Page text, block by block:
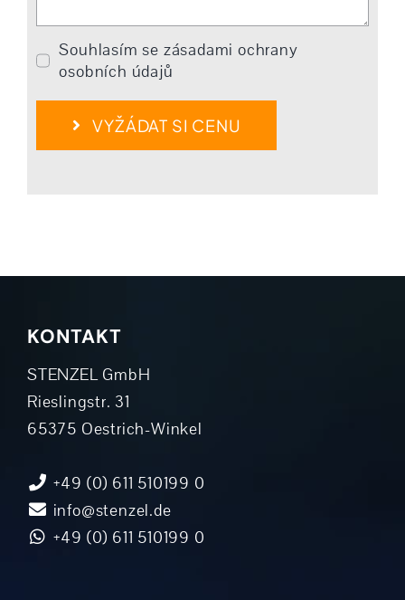
Souhlasím se zásadami ochrany
osobních údajů
VYŽÁDAT SI CENU
KONTAKT
STENZEL GmbH
Rieslingstr. 31
65375 Oestrich-Winkel
+49 (0) 611 510199 0
info@stenzel.de
+49 (0) 611 510199 0